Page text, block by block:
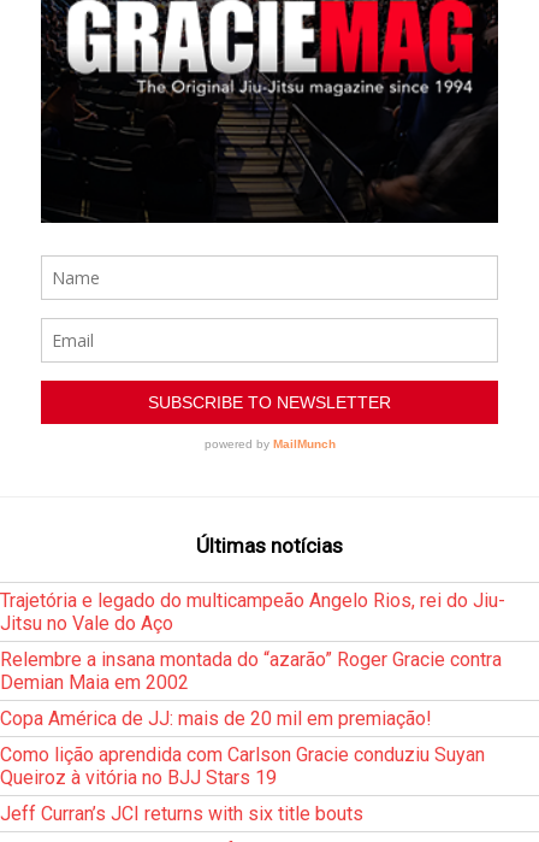
Últimas notícias
Trajetória e legado do multicampeão Angelo Rios, rei do Jiu-
Jitsu no Vale do Aço
Relembre a insana montada do “azarão” Roger Gracie contra
Demian Maia em 2002
Copa América de JJ: mais de 20 mil em premiação!
Como lição aprendida com Carlson Gracie conduziu Suyan
Queiroz à vitória no BJJ Stars 19
Jeff Curran’s JCI returns with six title bouts